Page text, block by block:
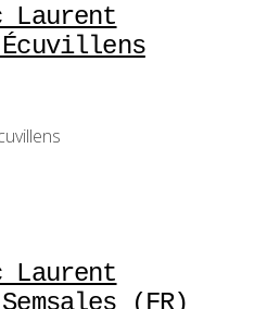
Laurent
Laurent